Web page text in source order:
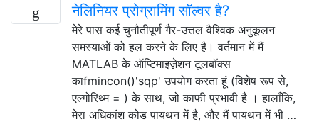
नेलिनियर प्रोग्रामिंग सॉल्वर है?
मेरे पास कई चुनौतीपूर्ण गैर-उत्तल वैश्विक अनुकूलन
समस्याओं को हल करने के लिए है। वर्तमान में मैं
MATLAB के ऑप्टिमाइज़ेशन टूलबॉक्स
काfmincon()'sqp' उपयोग करता हूं (विशेष रूप से,
एल्गोरिथ्म = ) के साथ, जो काफी प्रभावी है । हालाँकि,
मेरा अधिकांश कोड पायथन में है, और मैं पायथन में भी …